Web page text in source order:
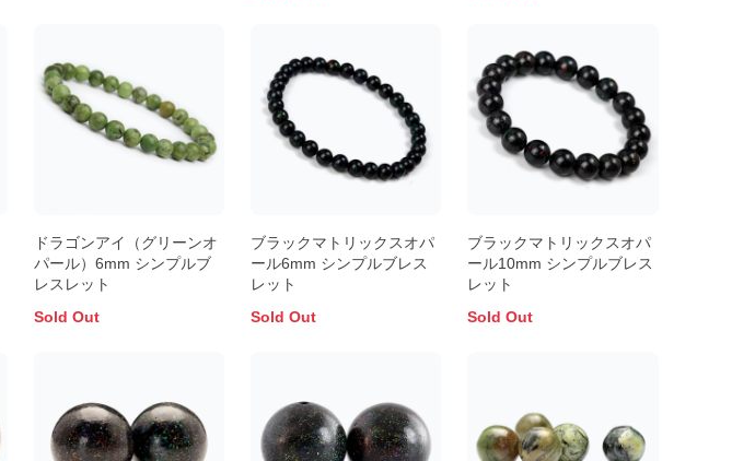
ドラゴンアイ（グリーンオ
パール）6mm シンプルブ
レスレット
Sold Out
ブラックマトリックスオパ
ール6mm シンプルブレス
レット
Sold Out
ブラックマトリックスオパ
ール10mm シンプルブレス
レット
Sold Out